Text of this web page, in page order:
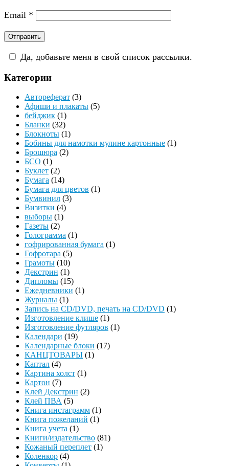
Email *
Да, добавьте меня в свой список рассылки.
Категории
Автореферат (3)
Афиши и плакаты (5)
бейджик (1)
Бланки (32)
Блокноты (1)
Бобины для намотки мулине картонные (1)
Брошюра (2)
БСО (1)
Буклет (2)
Бумага (14)
Бумага для цветов (1)
Бумвинил (3)
Визитки (4)
выборы (1)
Газеты (2)
Голограмма (1)
гофрированная бумага (1)
Гофротара (5)
Грамоты (10)
Декстрин (1)
Дипломы (15)
Ежедневники (1)
Журналы (1)
Запись на CD/DVD, печать на CD/DVD (1)
Изготовление клише (1)
Изготовление футляров (1)
Календари (19)
Календарные блоки (17)
КАНЦТОВАРЫ (1)
Каптал (4)
Картина холст (1)
Картон (7)
Клей Декстрин (2)
Клей ПВА (5)
Книга инстаграмм (1)
Книга пожеланий (1)
Книга учета (1)
Книги/издательство (81)
Кожаный переплет (1)
Коленкор (4)